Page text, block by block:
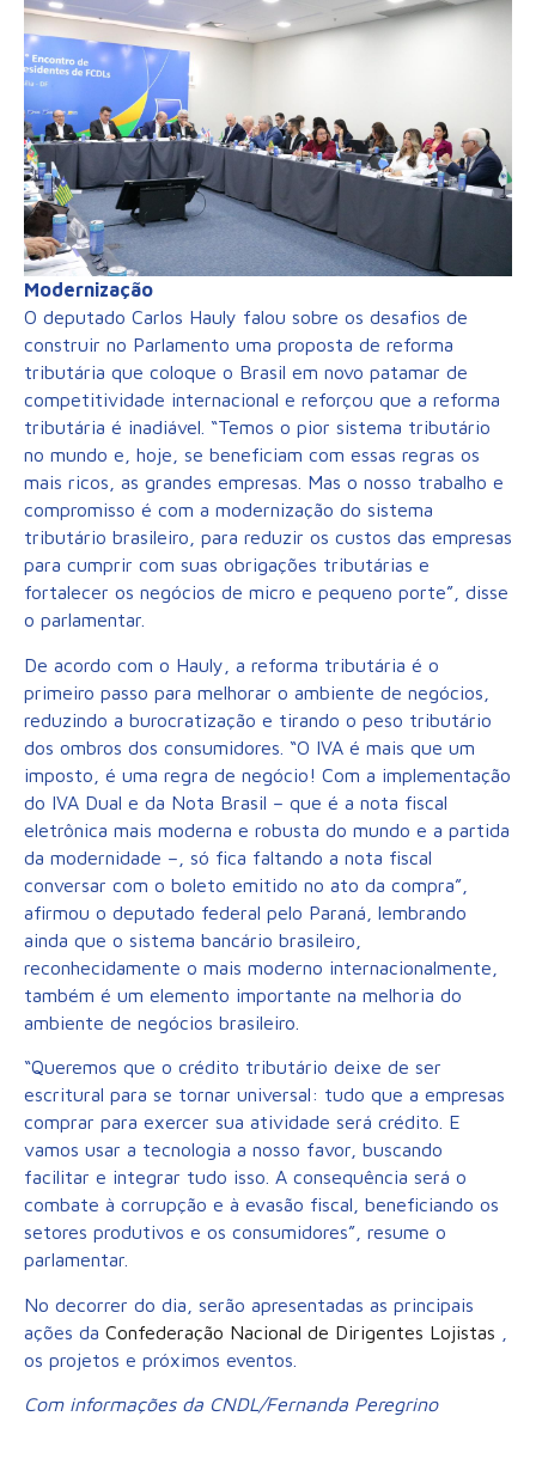
Modernização
O deputado Carlos Hauly falou sobre os desafios de
construir no Parlamento uma proposta de reforma
tributária que coloque o Brasil em novo patamar de
competitividade internacional e reforçou que a reforma
tributária é inadiável. “Temos o pior sistema tributário
no mundo e, hoje, se beneficiam com essas regras os
mais ricos, as grandes empresas. Mas o nosso trabalho e
compromisso é com a modernização do sistema
tributário brasileiro, para reduzir os custos das empresas
para cumprir com suas obrigações tributárias e
fortalecer os negócios de micro e pequeno porte”, disse
o parlamentar.
De acordo com o Hauly, a reforma tributária é o
primeiro passo para melhorar o ambiente de negócios,
reduzindo a burocratização e tirando o peso tributário
dos ombros dos consumidores. “O IVA é mais que um
imposto, é uma regra de negócio! Com a implementação
do IVA Dual e da Nota Brasil – que é a nota fiscal
eletrônica mais moderna e robusta do mundo e a partida
da modernidade –, só fica faltando a nota fiscal
conversar com o boleto emitido no ato da compra”,
afirmou o deputado federal pelo Paraná, lembrando
ainda que o sistema bancário brasileiro,
reconhecidamente o mais moderno internacionalmente,
também é um elemento importante na melhoria do
ambiente de negócios brasileiro.
“Queremos que o crédito tributário deixe de ser
escritural para se tornar universal: tudo que a empresas
comprar para exercer sua atividade será crédito. E
vamos usar a tecnologia a nosso favor, buscando
facilitar e integrar tudo isso. A consequência será o
combate à corrupção e à evasão fiscal, beneficiando os
setores produtivos e os consumidores”, resume o
parlamentar.
No decorrer do dia, serão apresentadas as principais
ações da Confederação Nacional de Dirigentes Lojistas
os projetos e próximos eventos.
Com informações da CNDL/Fernanda Peregrino